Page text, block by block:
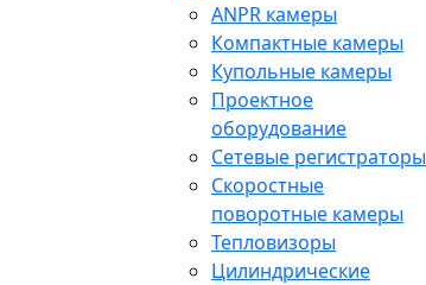
ANPR камеры
Компактные камеры
Купольные камеры
Проектное
оборудование
Сетевые регистраторы
Скоростные
поворотные камеры
Тепловизоры
Цилиндрические